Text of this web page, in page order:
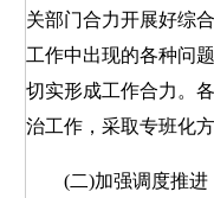
关部门合力开展好综
工作中出现的各种问
切实形成工作合力。
治工作，采取专班化
(二)加强调度推进